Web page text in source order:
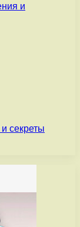
и
секреты